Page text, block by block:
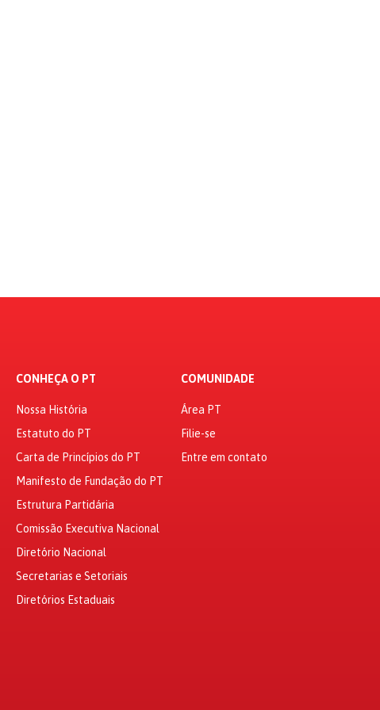
CONHEÇA O PT
Nossa História
Estatuto do PT
Carta de Princípios do PT
Manifesto de Fundação do PT
Estrutura Partidária
Comissão Executiva Nacional
Diretório Nacional
Secretarias e Setoriais
Diretórios Estaduais
COMUNIDADE
Área PT
Filie-se
Entre em contato